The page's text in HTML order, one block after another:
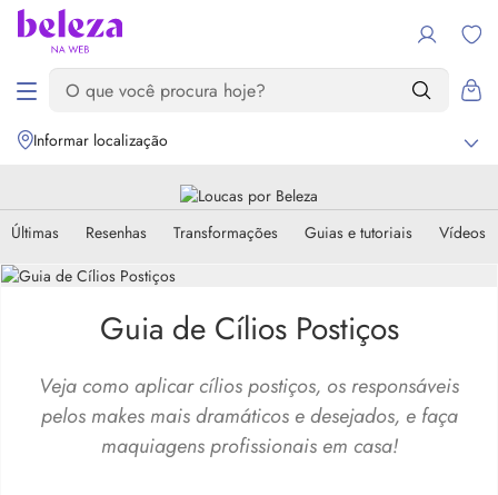
Informar localização
Últimas Resenhas Transformações Guias e tutoriais Vídeos
Guia de Cílios Postiços
Veja como aplicar cílios postiços, os responsáveis
pelos makes mais dramáticos e desejados, e faça
maquiagens profissionais em casa!